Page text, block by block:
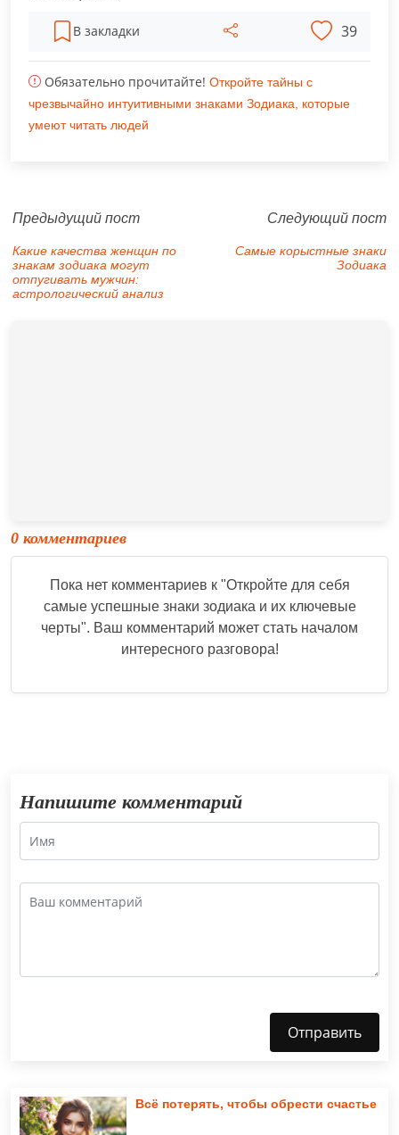
В закладки 39
Обязательно прочитайте! Откройте тайны с
чрезвычайно интуитивными знаками Зодиака, которые
умеют читать людей
Предыдущий пост
Какие качества женщин по
знакам зодиака могут
отпугивать мужчин:
астрологический анализ
Следующий пост
Самые корыстные знаки
Зодиака
0 комментариев
Пока нет комментариев к "Откройте для себя
самые успешные знаки зодиака и их ключевые
черты". Ваш комментарий может стать началом
интересного разговора!
Напишите комментарий
Отправить
Всё потерять, чтобы обрести счастье